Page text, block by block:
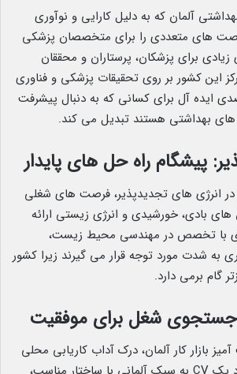
آلمان که به دلیل کارایی و نوآوری
های متعددی را برای متخصصان پزشکی
برای پزشکان، پرستاران و محققان
این کشور بر روی تحقیقات پزشکی و فناوری
ایده آل برای کسانی که به دنبال پیشرفت
بهداشتی هستند تبدیل می کند.
پیشگام راه حل های پایدار
در انرژی های تجدیدپذیر، فرصت های شغلی
بادی، خورشیدی و انرژی زیستی ارائه
با تخصص در مهندسی محیط زیست،
به شدت مورد توجه قرار می گیرند زیرا کشور
گام برمی دارد.
جستجوی شغل برای موفقیت
بازار کار آلمان، درک آداب کاریابی محلی